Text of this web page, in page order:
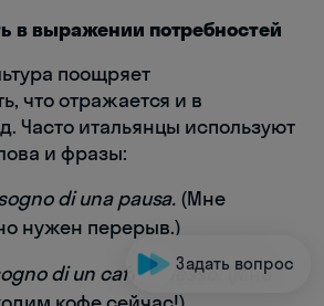
в выражении потребностей
поощряет
что отражается и в
Часто итальянцы используют
и фразы:
di una pausa. (Мне
нужен перерыв.)
di un caffè adesso!(Мне
Задать вопрос